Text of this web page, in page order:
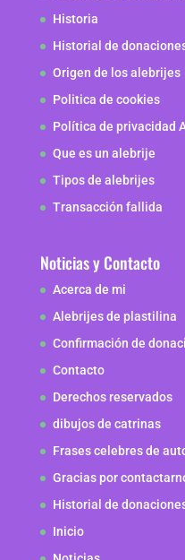
Historia
Historial de
Origen de los alebrijes
Politica de cookies
Política de privacidad
Que es un alebrije
Tipos de alebrijes
Transacción fallida
Noticias y Contacto
Acerca de mi
Alebrijes de plastilina
Confirmación de
Contacto
Derechos reservados
dibujos de catrinas
Frases celebres de
Gracias por
Historial de
Inicio